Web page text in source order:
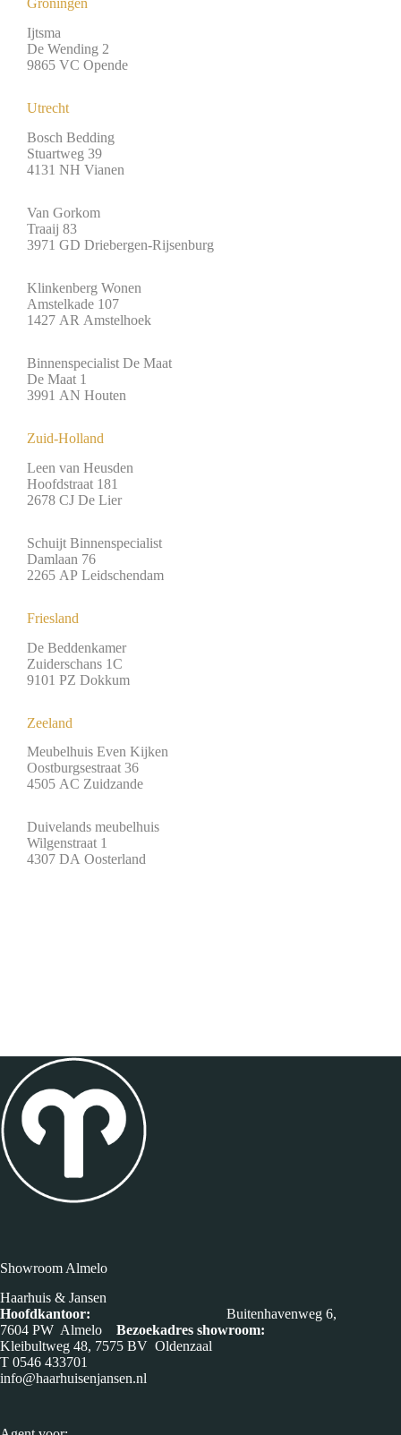
Groningen
Ijtsma
De Wending 2
9865 VC Opende
Utrecht
Bosch Bedding
Stuartweg 39
4131 NH Vianen
Van Gorkom
Traaij 83
3971 GD Driebergen-Rijsenburg
Klinkenberg Wonen
Amstelkade 107
1427 AR Amstelhoek
Binnenspecialist De Maat
De Maat 1
3991 AN Houten
Zuid-Holland
Leen van Heusden
Hoofdstraat 181
2678 CJ De Lier
Schuijt Binnenspecialist
Damlaan 76
2265 AP Leidschendam
Friesland
De Beddenkamer
Zuiderschans 1C
9101 PZ Dokkum
Zeeland
Meubelhuis Even Kijken
Oostburgsestraat 36
4505 AC Zuidzande
Duivelands meubelhuis
Wilgenstraat 1
4307 DA Oosterland
Showroom Almelo
Haarhuis & Jansen
Hoofdkantoor: Buitenhavenweg 6,
7604 PW Almelo Bezoekadres showroom:
Kleibultweg 48, 7575 BV Oldenzaal
T 0546 433701
info@haarhuisenjansen.nl